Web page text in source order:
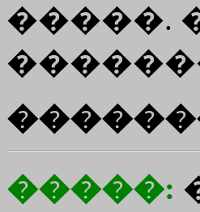
�����.
�����: